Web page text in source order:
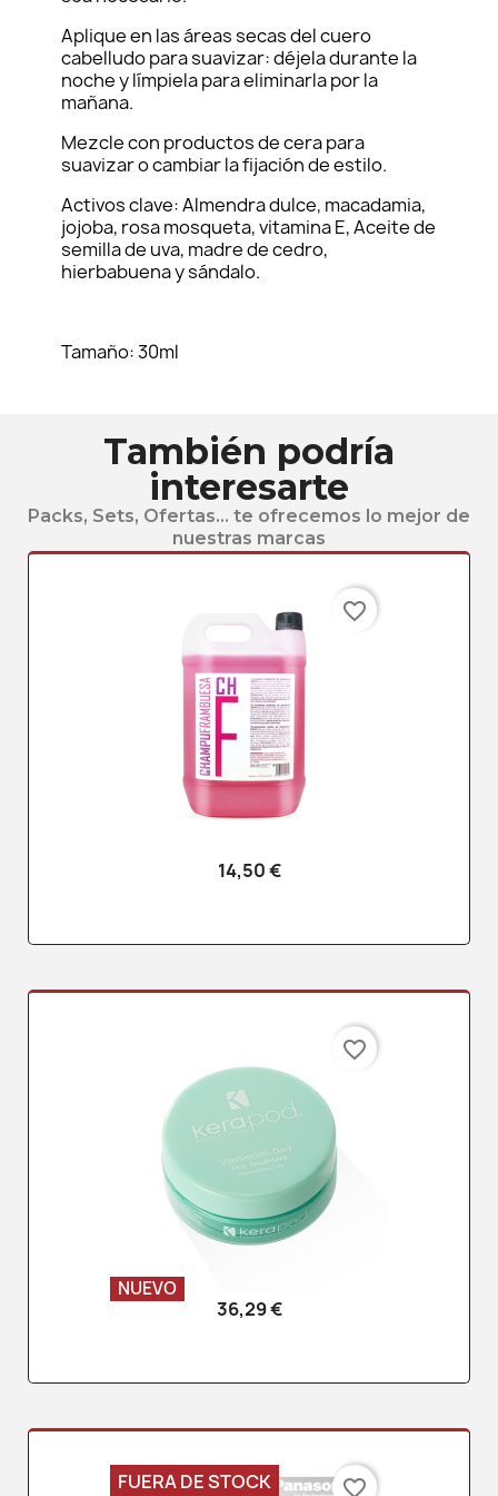
Aplique en las áreas secas del cuero
cabelludo para suavizar: déjela durante la
noche y límpiela para eliminarla por la
mañana.
Mezcle con productos de cera para
suavizar o cambiar la fijación de estilo.
Activos clave: Almendra dulce, macadamia,
jojoba, rosa mosqueta, vitamina E, Aceite de
semilla de uva, madre de cedro,
hierbabuena y sándalo.
Tamaño: 30ml
También podría
interesarte
Packs, Sets, Ofertas... te ofrecemos lo mejor de
nuestras marcas
14,50 €
favorite_border
36,29 €
NUEVO
favorite_border
FUERA DE STOCK favorite_border